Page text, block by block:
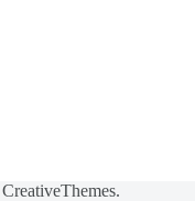
CreativeThemes.